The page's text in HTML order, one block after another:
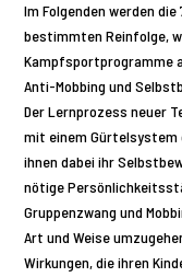
Im Folgenden werden
bestimmten Reinfolge,
Kampfsportprogramme
Anti-Mobbing und
Der Lernprozess neuer
mit einem Gürtelsystem
ihnen dabei ihr
nötige
Gruppenzwang und
Art und Weise
Wirkungen, die ihren